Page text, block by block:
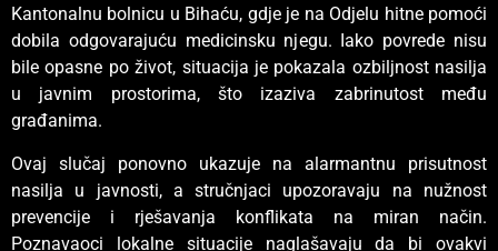
Kantonalnu bolnicu u Bihaću, gdje je na Odjelu hitne pomoći
dobila odgovarajuću medicinsku njegu. Iako povrede nisu
bile opasne po život, situacija je pokazala ozbiljnost nasilja
u javnim prostorima, što izaziva zabrinutost među
građanima.
Ovaj slučaj ponovno ukazuje na alarmantnu prisutnost
nasilja u javnosti, a stručnjaci upozoravaju na nužnost
prevencije i rješavanja konflikata na miran način.
Poznavaoci lokalne situacije naglašavaju da bi ovakvi